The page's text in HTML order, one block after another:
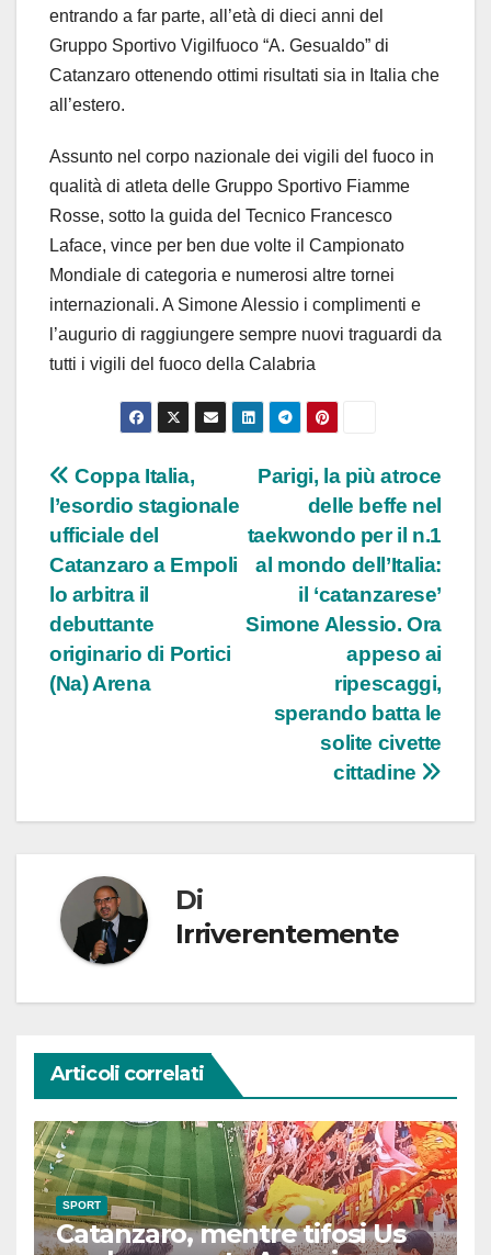
entrando a far parte, all’età di dieci anni del
Gruppo Sportivo Vigilfuoco “A. Gesualdo” di
Catanzaro ottenendo ottimi risultati sia in Italia che
all’estero.
Assunto nel corpo nazionale dei vigili del fuoco in
qualità di atleta delle Gruppo Sportivo Fiamme
Rosse, sotto la guida del Tecnico Francesco
Laface, vince per ben due volte il Campionato
Mondiale di categoria e numerosi altre tornei
internazionali. A Simone Alessio i complimenti e
l’augurio di raggiungere sempre nuovi traguardi da
tutti i vigili del fuoco della Calabria
Navigazione
articoli
Parigi, la più atroce
delle beffe nel
taekwondo per il n.1
al mondo dell’Italia:
il ‘catanzarese’
Simone Alessio. Ora
appeso ai
ripescaggi,
sperando batta le
solite civette
cittadine
Coppa Italia,
l’esordio stagionale
ufficiale del
Catanzaro a Empoli
lo arbitra il
debuttante
originario di Portici
(Na) Arena
Di
Irriverentemente
Articoli correlati
SPORT
Catanzaro, mentre tifosi Us